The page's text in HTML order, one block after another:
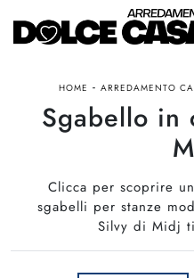
HOME - ARREDAMENTO
Sgabello in
Clicca per scoprire
sgabelli per stanze
Silvy di Midj